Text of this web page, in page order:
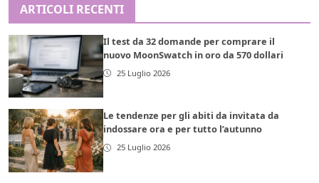
ARTICOLI RECENTI
Il test da 32 domande per comprare il
nuovo MoonSwatch in oro da 570 dollari
25 Luglio 2026
Le tendenze per gli abiti da invitata da
indossare ora e per tutto l’autunno
25 Luglio 2026